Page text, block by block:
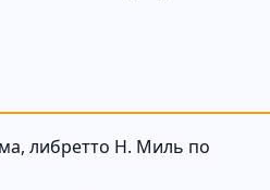
либретто Н. Миль по